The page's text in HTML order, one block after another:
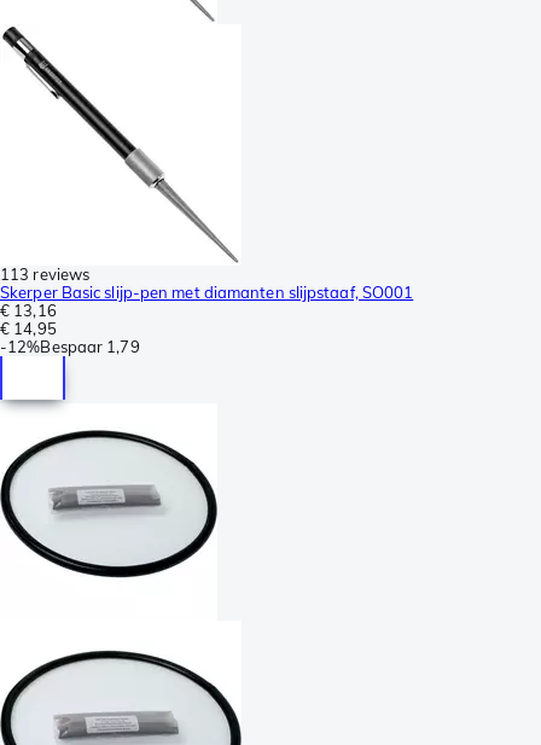
113 reviews
Skerper Basic slijp-pen met diamanten slijpstaaf, SO001
€ 13,16
€ 14,95
-12%Bespaar 1,79